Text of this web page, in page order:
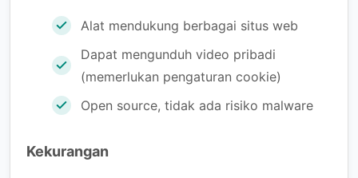
Alat mendukung berbagai situs web
Dapat mengunduh video pribadi
(memerlukan pengaturan cookie)
Open source, tidak ada risiko malware
Kekurangan